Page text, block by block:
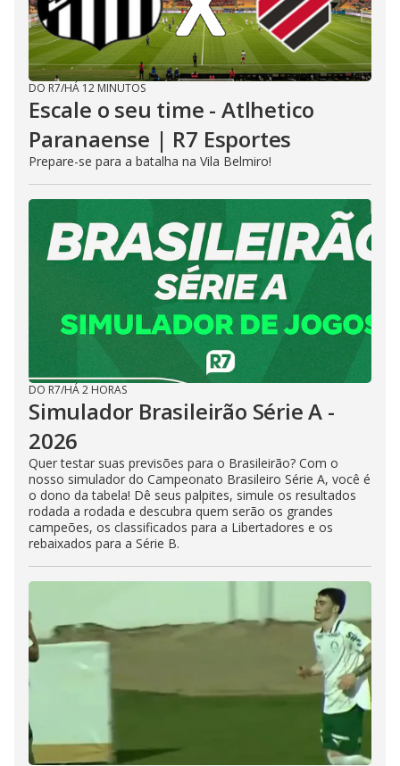
DO R7/HÁ 12 MINUTOS
Escale o seu time - Atlhetico
Paranaense | R7 Esportes
Prepare-se para a batalha na Vila Belmiro!
DO R7/HÁ 2 HORAS
Simulador Brasileirão Série A -
2026
Quer testar suas previsões para o Brasileirão? Com o
nosso simulador do Campeonato Brasileiro Série A, você é
o dono da tabela! Dê seus palpites, simule os resultados
rodada a rodada e descubra quem serão os grandes
campeões, os classificados para a Libertadores e os
rebaixados para a Série B.